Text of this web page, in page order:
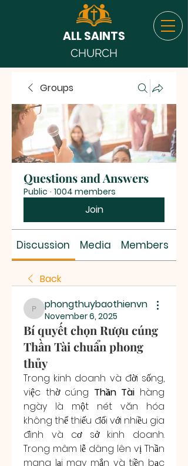
ALL SAINTS
CHURCH
Groups
Questions and Answers
Public · 1004 members
Join
Discussion Media Members
Back
phongthuybaothienvn
phongthuybaothienvn
November 6, 2025
Bí quyết chọn Rượu cúng
Thần Tài chuẩn phong
thủy
Trong kinh doanh và đời sống,
việc thờ cúng Thần Tài hàng
ngày là một nét văn hóa
không thể thiếu đối với nhiều gia
đình và cơ sở kinh doanh.
Trong mâm lễ dâng lên vị Thần
mang lại may mắn và tiền bạc